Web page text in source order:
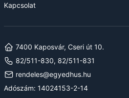
Kapcsolat
7400 Kaposvár, Cseri út 10.
82/511-830, 82/511-831
rendeles@egyedhus.hu
Adószám: 14024153-2-14